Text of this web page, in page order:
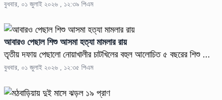
বুধবার, ০১ জুলাই ২০২৬ , ১২:৩৯ পিএম
আবারও পেছাল শিশু আসমা হত্যা মামলার রায়
তৃতীয় দফায় পেছালো নোয়াখালীর চাটখিলের বহুল আলোচিত ৫ বছরের শিশু ...
বুধবার, ০১ জুলাই ২০২৬ , ১২:৩৫ পিএম